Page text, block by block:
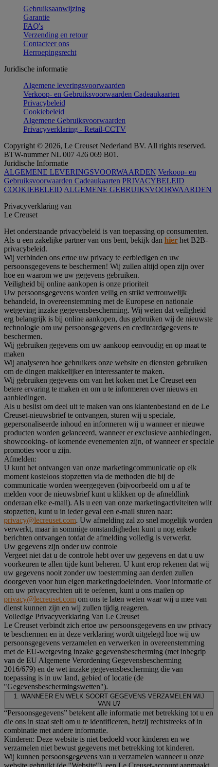
Gebruiksaanwijzing
Garantie
FAQ's
Verzending en retour
Contacteer ons
Herroepingsrecht
Juridische informatie
Algemene leveringsvoorwaarden
Verkoop- en Gebruiksvoorwaarden Cadeaukaarten
Privacybeleid
Cookiebeleid
Algemene Gebruiksvoorwaarden
Privacyverklaring - Retail-CCTV
Copyright © 2026, Le Creuset Nederland BV. All rights reserved.
BTW-nummer NL 007 426 069 B01.
Juridische Informatie
ALGEMENE LEVERINGSVOORWAARDEN Verkoop- en
Gebruiksvoorwaarden Cadeaukaarten PRIVACYBELEID
COOKIEBELEID ALGEMENE GEBRUIKSVOORWAARDEN
Privacyverklaring van
Le Creuset
Het onderstaande privacybeleid is van toepassing op consumenten.
Als u een zakelijke partner van ons bent, bekijk dan hier het B2B-
privacybeleid.
Wij verbinden ons ertoe uw privacy te eerbiedigen en uw
persoonsgegevens te beschermen! Wij zullen altijd open zijn over
hoe en waarom we uw gegevens gebruiken.
Veiligheid bij online aankopen is onze prioriteit
Uw persoonsgegevens worden veilig en strikt vertrouwelijk
behandeld, in overeenstemming met de Europese en nationale
wetgeving inzake gegevensbescherming. Wij weten dat veiligheid
erg belangrijk is bij online aankopen, dus gebruiken wij de nieuwste
technologie om uw persoonsgegevens en creditcardgegevens te
beschermen.
Wij gebruiken gegevens om uw aankoop eenvoudig en op maat te
maken
Wij analyseren hoe gebruikers onze website en diensten gebruiken
om de dingen makkelijker en interessanter te maken.
Wij gebruiken gegevens om van het koken met Le Creuset een
betere ervaring te maken en om u te informeren over nieuws en
aanbiedingen.
Als u beslist om deel uit te maken van ons klantenbestand en de Le
Creuset-nieuwsbrief te ontvangen, sturen wij u speciale,
gepersonaliseerde inhoud en informeren wij u wanneer er nieuwe
producten worden gelanceerd, wanneer er exclusieve aanbiedingen,
showcooking- of komende evenementen zijn, of wanneer er speciale
promoties voor u zijn.
Afmelden:
U kunt het ontvangen van onze marketingcommunicatie op elk
moment kosteloos stopzetten via de methoden die bij de
communicatie worden weergegeven (bijvoorbeeld om u af te
melden voor de nieuwsbrief kunt u klikken op de afmeldlink
onderaan elke e-mail). Als u een van onze marketingactiviteiten wilt
stopzetten, kunt u in ieder geval een e-mail sturen naar:
privacy@lecreuset.com. Uw afmelding zal zo snel mogelijk worden
verwerkt, maar in sommige omstandigheden kunt u nog enkele
berichten ontvangen totdat de afmelding volledig is verwerkt.
Uw gegevens zijn onder uw controle
Vergeet niet dat u de controle hebt over uw gegevens en dat u uw
voorkeuren te allen tijde kunt beheren. U kunt erop rekenen dat wij
uw gegevens nooit zonder uw toestemming aan derden zullen
doorgeven voor hun eigen marketingdoeleinden. Voor informatie of
om uw privacyrechten uit te oefenen, kunt u ons mailen op
privacy@lecreuset.com om ons te laten weten waar wij u mee van
dienst kunnen zijn en wij zullen tijdig reageren.
Volledige Privacyverklaring Van Le Creuset
Le Creuset verbindt zich ertoe uw persoonsgegevens en uw privacy
te beschermen en in deze verklaring wordt uitgelegd hoe wij uw
persoonsgegevens verzamelen en verwerken in overeenstemming
met de EU-wetgeving inzake gegevensbescherming (met inbegrip
van de EU Algemene Verordening Gegevensbescherming
2016/679) en de wet inzake gegevensbescherming die van
toepassing is in uw land, gebied of locatie (de
"Gegevensbeschermingswetten").
1. WANNEER EN WELK SOORT GEGEVENS VERZAMELEN WIJ
VAN U?
“Persoonsgegevens” betekent alle informatie met betrekking tot u en
die ons in staat stelt om u te identificeren, hetzij rechtstreeks of in
combinatie met andere informatie.
Kinderen: Deze website is niet bedoeld voor kinderen en we
verzamelen niet bewust gegevens met betrekking tot kinderen.
Wij kunnen persoonsgegevens van u verzamelen wanneer u onze
website gebruikt (de "Website"), een Le Creuset-account aanmaakt,